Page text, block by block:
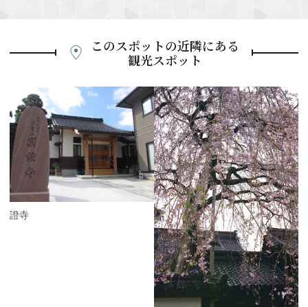
このスポットの近隣にある
観光スポット
P
r
e
v
i
圓證寺
N
e
x
t